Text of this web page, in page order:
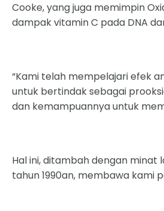
Cooke, yang juga memimpin
dampak vitamin C pada DNA
“Kami telah mempelajari efek
untuk bertindak sebagai
dan kemampuannya untuk
Hal ini, ditambah dengan
tahun 1990an, membawa kami